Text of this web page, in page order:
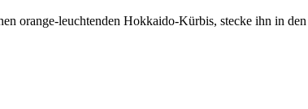
orange-leuchtenden Hokkaido-Kürbis, stecke ihn in